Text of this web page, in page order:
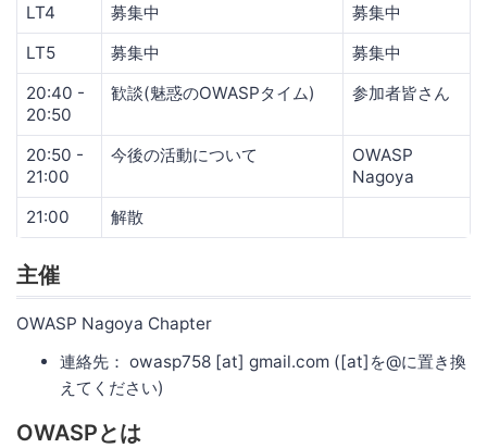
LT4 募集中
募集中
LT5
募集中
募集中
20:40 -
20:50
歓談(魅惑のOWASPタイム) 参加者皆さん
20:50 -
21:00
今後の活動について
OWASP
Nagoya
21:00
解散
主催
OWASP Nagoya Chapter
連絡先： owasp758 [at] gmail.com ([at]を@に置き換
えてください)
OWASPとは